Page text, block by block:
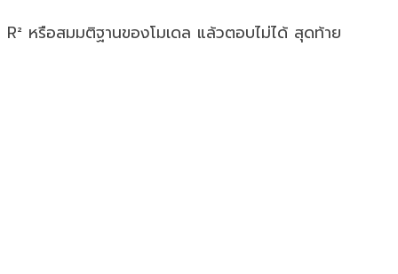
หรือสมมติฐานของโมเดล แล้วตอบไม่ได้ สุดท้าย